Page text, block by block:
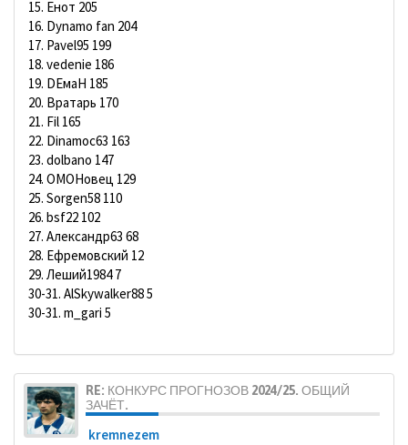
15. Енот 205
16. Dynamo fan 204
17. Pavel95 199
18. vedenie 186
19. DЕмаН 185
20. Вратарь 170
21. Fil 165
22. Dinamoc63 163
23. dolbano 147
24. ОМОНовец 129
25. Sorgen58 110
26. bsf22 102
27. Александр63 68
28. Ефремовский 12
29. Леший1984 7
30-31. AlSkywalker88 5
30-31. m_gari 5
RE: КОНКУРС ПРОГНОЗОВ 2024/25. ОБЩИЙ
ЗАЧЁТ.
kremnezem